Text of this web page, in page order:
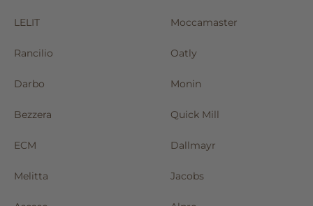
LELIT Moccamaster
Rancilio Oatly
Darbo Monin
Bezzera Quick Mill
ECM Dallmayr
Melitta Jacobs